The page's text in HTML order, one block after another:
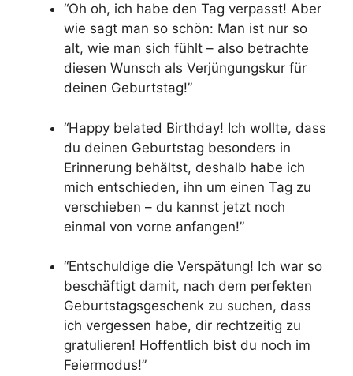
“Oh oh, ich habe den Tag verpasst! Aber
wie sagt man so schön: Man ist nur so
alt, wie man sich fühlt – also betrachte
diesen Wunsch als Verjüngungskur für
deinen Geburtstag!”
“Happy belated Birthday! Ich wollte, dass
du deinen Geburtstag besonders in
Erinnerung behältst, deshalb habe ich
mich entschieden, ihn um einen Tag zu
verschieben – du kannst jetzt noch
einmal von vorne anfangen!”
“Entschuldige die Verspätung! Ich war so
beschäftigt damit, nach dem perfekten
Geburtstagsgeschenk zu suchen, dass
ich vergessen habe, dir rechtzeitig zu
gratulieren! Hoffentlich bist du noch im
Feiermodus!”